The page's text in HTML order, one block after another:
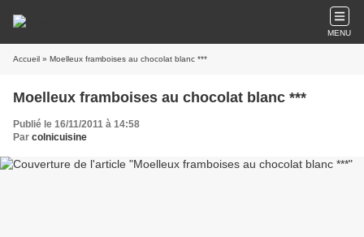
MENU
Accueil » Moelleux framboises au chocolat blanc ***
Moelleux framboises au chocolat blanc ***
Publié le 16/11/2011 à 14:58
Par colnicuisine